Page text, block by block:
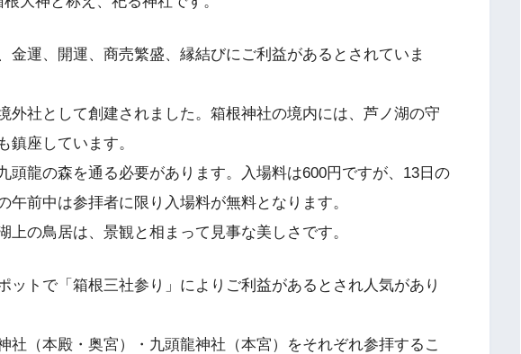
金運、開運、商売繁盛、縁結びにご利益があるとされていま
外社として創建されました。箱根神社の境内には、芦ノ湖の守
鎮座しています。
頭龍の森を通る必要があります。入場料は600円ですが、13日の
午前中は参拝者に限り入場料が無料となります。
上の鳥居は、景観と相まって見事な美しさです。
ットで「箱根三社参り」によりご利益があるとされ人気があり
社（本殿・奥宮）・九頭龍神社（本宮）をそれぞれ参拝するこ